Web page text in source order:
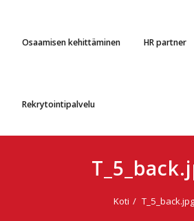
Osaamisen kehittäminen HR partner
Rekrytointipalvelu
Koti T_5_back.jpg